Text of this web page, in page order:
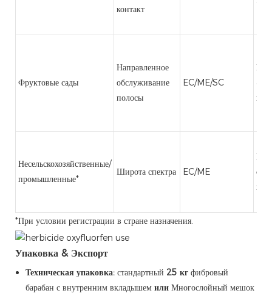
контакт
Фруктовые сады
Направленное
обслуживание
полосы
EC/ME/SC
Несельскохозяйственные/
промышленные*
Широта спектра EC/ME
*При условии регистрации в стране назначения.
Упаковка & Экспорт
Техническая упаковка: стандартный 25 кг фибровый
барабан с внутренним вкладышем или Многослойный мешок